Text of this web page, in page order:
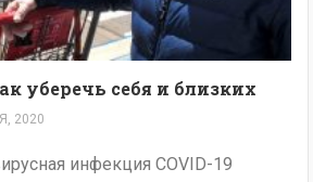
уберечь себя и близких
2020
инфекция COVID-19